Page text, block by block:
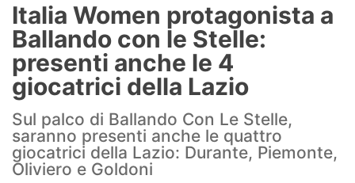
Formello
Infortuni
Primavera
Calciomercato
Lazio Women
Italia Women protagonista a
Ballando con le Stelle:
presenti anche le 4
giocatrici della Lazio
Sul palco di Ballando Con Le Stelle,
saranno presenti anche le quattro
giocatrici della Lazio: Durante, Piemonte,
Oliviero e Goldoni